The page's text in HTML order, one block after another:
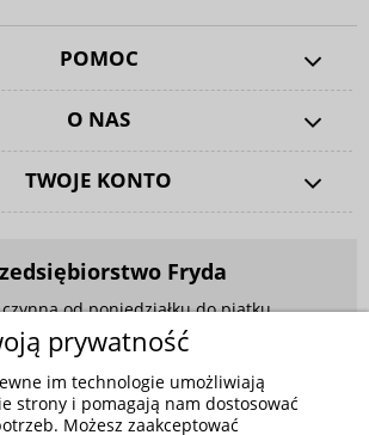
POMOC
O NAS
TWOJE KONTO
Fryda
od poniedziałku do piątku
w godzinach 9.00 - 17.00
881 703 704
mail:sklep@fryda.com.pl
prywatność
im technologie umożliwiają
strony i pomagają nam dostosować
Możesz zaakceptować